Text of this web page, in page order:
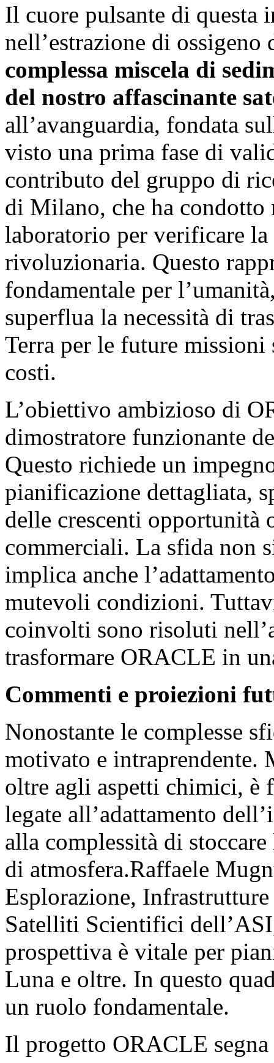
Il cuore pulsante di
nell’estrazione di ossigeno
complessa miscela di
del nostro affascinante
all’avanguardia, fondata
visto una prima fase di
contributo del gruppo di
di Milano, che ha
laboratorio per verificare
rivoluzionaria. Questo
fondamentale per
superflua la necessità di
Terra per le future
costi.
L’obiettivo ambizioso di
dimostratore funzionante
Questo richiede un
pianificazione dettagliata,
delle crescenti opportunità
commerciali. La sfida non
implica anche
mutevoli condizioni.
coinvolti sono risoluti
trasformare ORACLE in
Commenti e proiezioni
Nonostante le complesse
motivato e intraprendente.
oltre agli aspetti chimici, è
legate all’adattamento
alla complessità di
di atmosfera.Raffaele
Esplorazione,
Satelliti Scientifici
prospettiva è vitale per
Luna e oltre. In questo
un ruolo fondamentale.
Il progetto ORACLE